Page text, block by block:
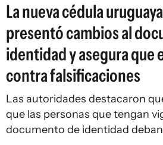
La nueva cédula
presentó cambios al
identidad y asegura que
contra falsificaciones
Las autoridades destacaron
que las personas que tengan
documento de identidad